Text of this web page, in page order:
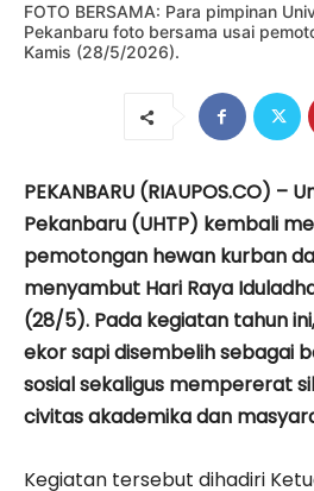
FOTO BERSAMA: Para pimpinan
Pekanbaru foto bersama usai
Kamis (28/5/2026).
PEKANBARU (RIAUPOS.CO) –
Pekanbaru (UHTP) kembali
pemotongan hewan kurban
menyambut Hari Raya
(28/5). Pada kegiatan tahun
ekor sapi disembelih sebagai
sosial sekaligus mempererat
civitas akademika dan
Kegiatan tersebut dihadiri